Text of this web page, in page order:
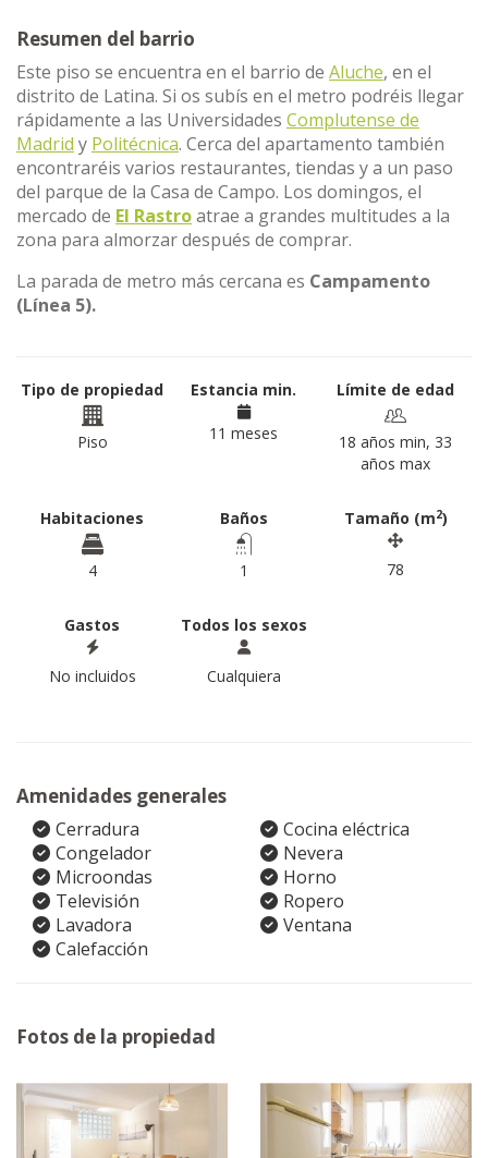
Resumen del barrio
Este piso se encuentra en el barrio de Aluche, en el
distrito de Latina. Si os subís en el metro podréis llegar
rápidamente a las Universidades Complutense de
Madrid y Politécnica. Cerca del apartamento también
encontraréis varios restaurantes, tiendas y a un paso
del parque de la Casa de Campo. Los domingos, el
mercado de El Rastroatrae a grandes multitudes a la
zona para almorzar después de comprar.
La parada de metro más cercana es Campamento
(Línea 5).
Tipo de propiedad
Piso
Estancia min.
11 meses
Límite de edad
18 años min, 33
años max
Habitaciones
4
Baños
1
Tamaño (m2)
78
Gastos
No incluidos
Todos los sexos
Cualquiera
Amenidades generales
Cerradura
Cocina eléctrica
Congelador
Nevera
Microondas
Horno
Televisión
Ropero
Lavadora
Ventana
Calefacción
Fotos de la propiedad